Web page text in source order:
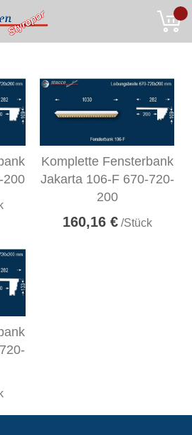
200
Komplette Fensterbank
Jakarta 106-F 670-720-
200
160,16 €/Stück